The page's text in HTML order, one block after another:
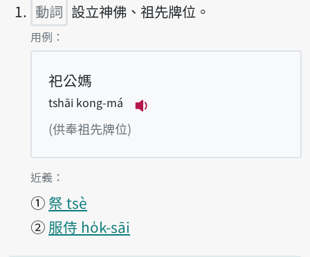
動詞 設立神佛、祖先牌位。
第1項釋義的
用例：
祀公媽
tshāi kong-má
(供奉祖先牌位)
第1項釋義的
近義：
① 祭 tsè
② 服侍 ho̍k-sāi